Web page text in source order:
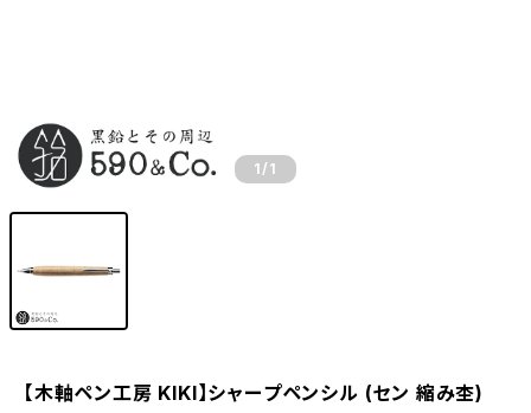
1 /1
【木軸ペン工房 KIKI】シャープペンシル (セン 縮み杢)